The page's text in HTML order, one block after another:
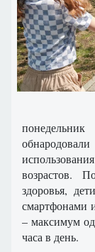
возрастов.
здоровья,
смартфонами
– максимум
часа в день.